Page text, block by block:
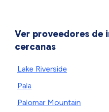
Ver proveedores de
cercanas
Lake Riverside
Pala
Palomar Mountain